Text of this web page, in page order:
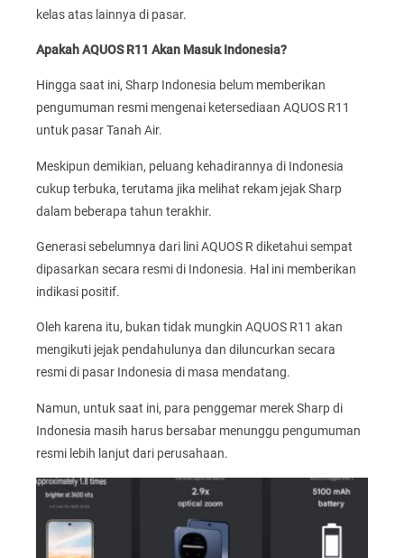
kelas atas lainnya di pasar.
Apakah AQUOS R11 Akan Masuk Indonesia?
Hingga saat ini, Sharp Indonesia belum memberikan
pengumuman resmi mengenai ketersediaan AQUOS R11
untuk pasar Tanah Air.
Meskipun demikian, peluang kehadirannya di Indonesia
cukup terbuka, terutama jika melihat rekam jejak Sharp
dalam beberapa tahun terakhir.
Generasi sebelumnya dari lini AQUOS R diketahui sempat
dipasarkan secara resmi di Indonesia. Hal ini memberikan
indikasi positif.
Oleh karena itu, bukan tidak mungkin AQUOS R11 akan
mengikuti jejak pendahulunya dan diluncurkan secara
resmi di pasar Indonesia di masa mendatang.
Namun, untuk saat ini, para penggemar merek Sharp di
Indonesia masih harus bersabar menunggu pengumuman
resmi lebih lanjut dari perusahaan.